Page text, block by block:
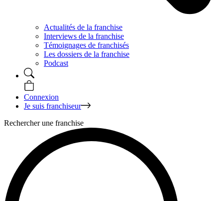
Actualités de la franchise
Interviews de la franchise
Témoignages de franchisés
Les dossiers de la franchise
Podcast
Connexion
Je suis franchiseur
Rechercher une franchise